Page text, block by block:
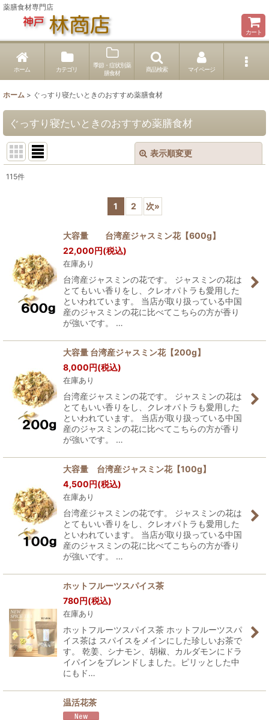
薬膳食材専門店
カート
ホーム カテゴリ
季節・症状別薬
膳食材
商品検索 マイページ
ホーム > ぐっすり寝たいときのおすすめ薬膳食材
ぐっすり寝たいときのおすすめ薬膳食材
表示順変更
絞り込む
115件
1 2 次»
大容量 台湾産ジャスミン花【600g】
22,000円(税込)
在庫あり
台湾産ジャスミンの花です。 ジャスミンの花は
とてもいい香りをし、クレオパトラも愛用した
といわれています。 当店が取り扱っている中国
産のジャスミンの花に比べてこちらの方が香り
が強いです。 …
大容量 台湾産ジャスミン花【200g】
8,000円(税込)
在庫あり
台湾産ジャスミンの花です。 ジャスミンの花は
とてもいい香りをし、クレオパトラも愛用した
といわれています。 当店が取り扱っている中国
産のジャスミンの花に比べてこちらの方が香り
が強いです。 …
大容量 台湾産ジャスミン花【100g】
4,500円(税込)
在庫あり
台湾産ジャスミンの花です。 ジャスミンの花は
とてもいい香りをし、クレオパトラも愛用した
といわれています。 当店が取り扱っている中国
産のジャスミンの花に比べてこちらの方が香り
が強いです。 …
ホットフルーツスパイス茶
780円(税込)
在庫あり
ホットフルーツスパイス茶 ホットフルーツスパ
イス茶は スパイスをメインにした珍しいお茶で
す。 乾姜、シナモン、胡椒、カルダモンにドラ
イパインをブレンドしました。ピリッとした中
にもド…
温活花茶